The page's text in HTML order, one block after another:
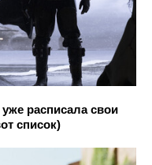
расписала свои
список)